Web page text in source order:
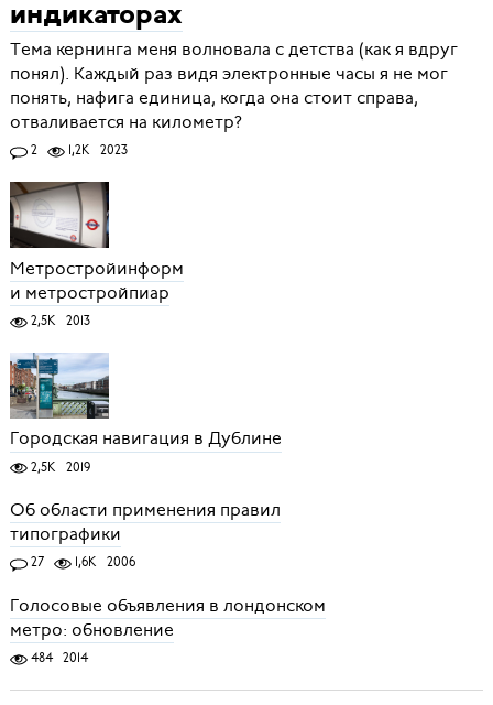
индикаторах
Тема кернинга меня волновала с детства (как я вдруг
понял). Каждый раз видя электронные часы я не мог
понять, нафига единица, когда она стоит справа,
отваливается на километр?
2 1,2K 2023
Метростройинформ
и метростройпиар
2,5K 2013
Городская навигация в Дублине
2,5K 2019
Об области применения правил
типографики
27 1,6K 2006
Голосовые объявления в лондонском
метро: обновление
484 2014